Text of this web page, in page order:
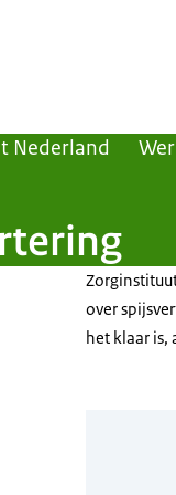
Nederland
over
het klaar is,